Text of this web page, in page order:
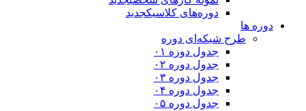
دوره‌های کلاسیکجدید
دوره ها
طرح شبکه‌ای دوره
جدول دوره ۰۱
جدول دوره ۰۲
جدول دوره ۰۳
جدول دوره ۰۴
جدول دوره ۰۵